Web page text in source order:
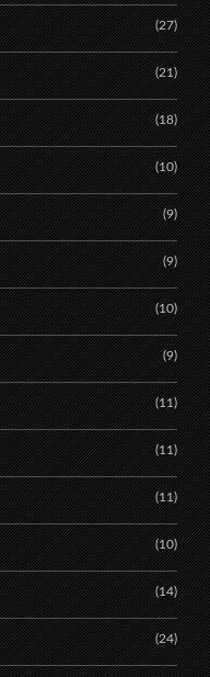
(27)
(21)
(18)
(10)
(9)
(9)
(10)
(9)
(11)
(11)
(11)
(10)
(14)
(24)